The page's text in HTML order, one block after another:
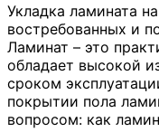
Укладка ламината
востребованных и
Ламинат – это
обладает высокой
сроком
покрытии пола
вопросом: как